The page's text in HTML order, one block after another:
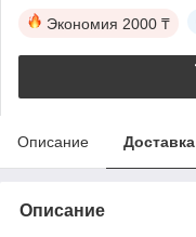
Экономия 2000 ₸
Описание Доставка
Описание